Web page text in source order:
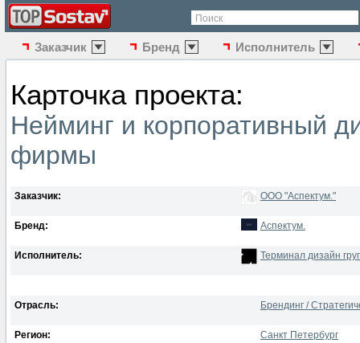
Поиск
Заказчик Бренд Исполнитель
Карточка проекта:
Нейминг и корпоративный
фирмы
Заказчик: ООО "Аспектум."
Бренд: Аспектум.
Исполнитель: Терминал дизайн
Отрасль: Брендинг /
Регион: Санкт Петербург